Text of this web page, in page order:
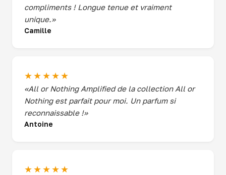
compliments ! Longue tenue et vraiment
unique.»
Camille
★★★★★
«All or Nothing Amplified de la collection All or
Nothing est parfait pour moi. Un parfum si
reconnaissable !»
Antoine
★★★★★